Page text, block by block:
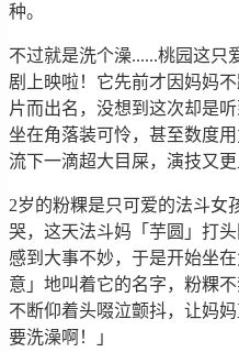
种。
不过就是洗个澡......桃园这只
剧上映啦！它先前才因妈妈
片而出名，没想到这次却是
坐在角落装可怜，甚至数度
流下一滴超大目屎，演技又更
2岁的粉粿是只可爱的法斗女
哭，这天法斗妈「芋圆」打
感到大事不妙，于是开始坐
意」地叫着它的名字，粉粿
不断仰着头啜泣颤抖，让妈
要洗澡啊！」